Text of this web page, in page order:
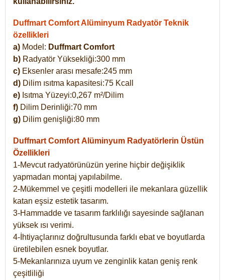
Duffmart Comfort Alüminyum Radyatör Teknik
özellikleri
a) Model: Duffmart Comfort
b) Radyatör Yüksekliği:300 mm
c) Eksenler arası mesafe:245 mm
d) Dilim ısıtma kapasitesi:75 Kcall
e) Isıtma Yüzeyi:0,267 m²/Dilim
f) Dilim Derinliği:70 mm
g) Dilim genişliği:80 mm
Duffmart Comfort Alüminyum Radyatörlerin Üstün
Özellikleri
1-Mevcut radyatörünüzün yerine hiçbir değişiklik
yapmadan montaj yapılabilme.
2-Mükemmel ve çeşitli modelleri ile mekanlara güzellik
katan eşsiz estetik tasarım.
3-Hammadde ve tasarım farklılığı sayesinde sağlanan
yüksek ısı verimi.
4-İhtiyaçlarınız doğrultusunda farklı ebat ve boyutlarda
üretilebilen esnek boyutlar.
5-Mekanlarınıza uyum ve zenginlik katan geniş renk
çeşitliliği